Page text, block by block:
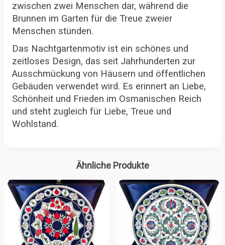
zwischen zwei Menschen dar, während die
Brunnen im Garten für die Treue zweier
Menschen stünden.
Das Nachtgartenmotiv ist ein schönes und
zeitloses Design, das seit Jahrhunderten zur
Ausschmückung von Häusern und öffentlichen
Gebäuden verwendet wird. Es erinnert an Liebe,
Schönheit und Frieden im Osmanischen Reich
und steht zugleich für Liebe, Treue und
Wohlstand.
Ähnliche Produkte